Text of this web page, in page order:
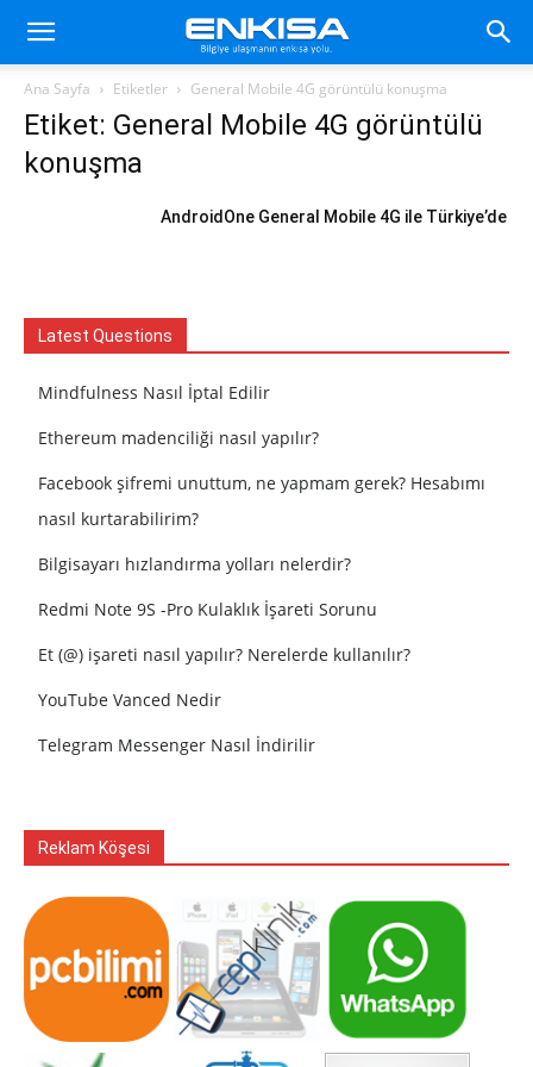
Ana Sayfa Etiketler General Mobile 4G görüntülü konuşma
Etiket: General Mobile 4G görüntülü
konuşma
AndroidOne General Mobile 4G ile Türkiye’de
Latest Questions
Mindfulness Nasıl İptal Edilir
Ethereum madenciliği nasıl yapılır?
Facebook şifremi unuttum, ne yapmam gerek? Hesabımı
nasıl kurtarabilirim?
Bilgisayarı hızlandırma yolları nelerdir?
Redmi Note 9S -Pro Kulaklık İşareti Sorunu
Et (@) işareti nasıl yapılır? Nerelerde kullanılır?
YouTube Vanced Nedir
Telegram Messenger Nasıl İndirilir
Reklam Köşesi